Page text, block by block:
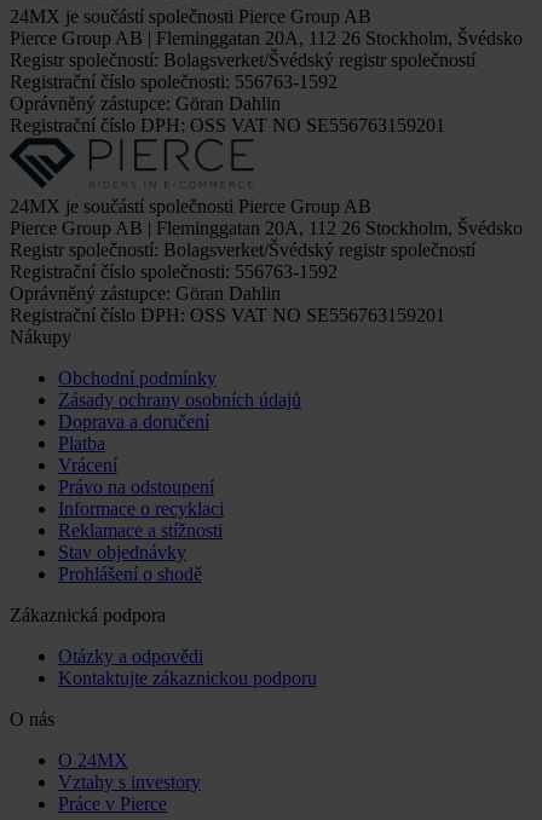
24MX je součástí společnosti Pierce Group AB
Pierce Group AB | Fleminggatan 20A, 112 26 Stockholm, Švédsko
Registr společností: Bolagsverket/Švédský registr společností
Registrační číslo společnosti: 556763-1592
Oprávněný zástupce: Göran Dahlin
Registrační číslo DPH: OSS VAT NO SE556763159201
24MX je součástí společnosti Pierce Group AB
Pierce Group AB | Fleminggatan 20A, 112 26 Stockholm, Švédsko
Registr společností: Bolagsverket/Švédský registr společností
Registrační číslo společnosti: 556763-1592
Oprávněný zástupce: Göran Dahlin
Registrační číslo DPH: OSS VAT NO SE556763159201
Nákupy
Obchodní podmínky
Zásady ochrany osobních údajů
Doprava a doručení
Platba
Vrácení
Právo na odstoupení
Informace o recyklaci
Reklamace a stížnosti
Stav objednávky
Prohlášení o shodě
Zákaznická podpora
Otázky a odpovědi
Kontaktujte zákaznickou podporu
O nás
O 24MX
Vztahy s investory
Práce v Pierce